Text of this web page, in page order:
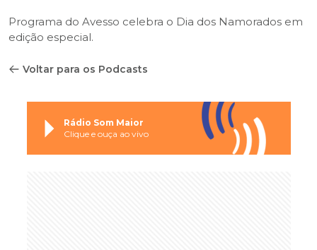
Programa do Avesso celebra o Dia dos Namorados em
edição especial.
Voltar para os Podcasts
Rádio Som Maior
Clique e ouça ao vivo